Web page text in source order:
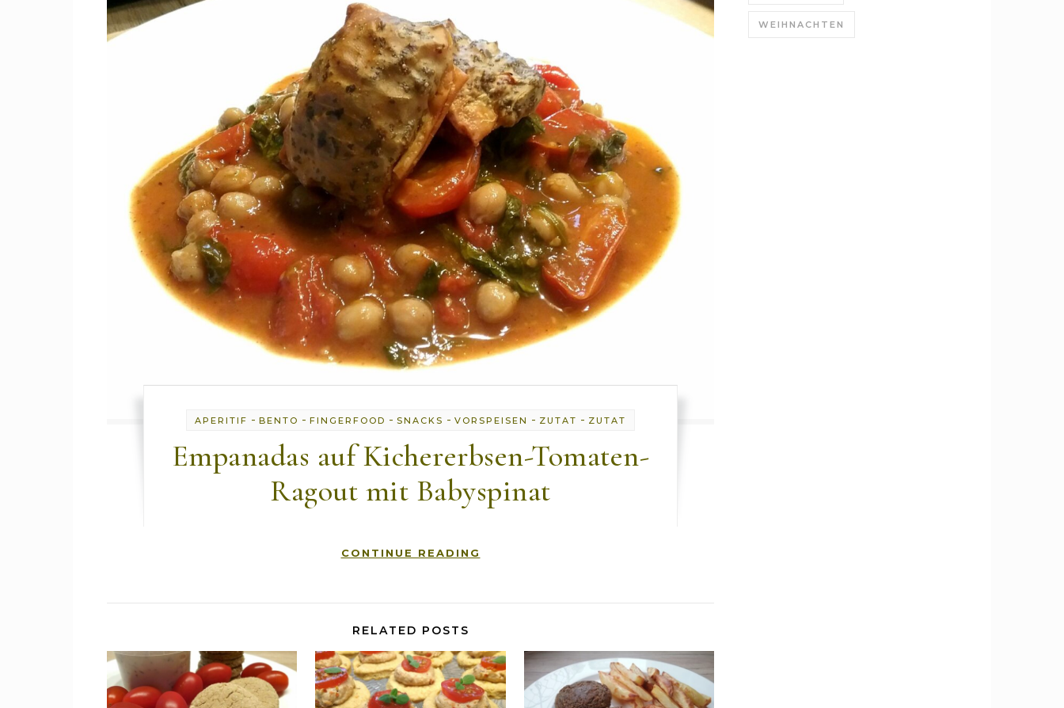
APERITIF - BENTO - FINGERFOOD - SNACKS - VORSPEISEN - ZUTAT - ZUTAT
Empanadas auf Kichererbsen-Tomaten-
Ragout mit Babyspinat
CONTINUE READING
RELATED POSTS
WEIHNACHTEN